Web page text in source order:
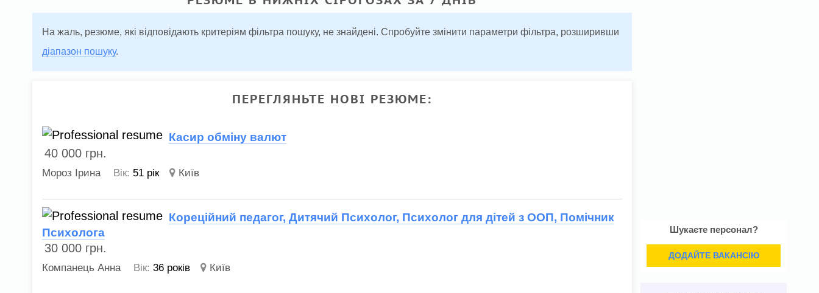
На жаль, резюме, які відповідають критеріям фільтра пошуку, не знайдені. Спробуйте змінити параметри фільтра, розширивши
діапазон пошуку.
ПЕРЕГЛЯНЬТЕ НОВІ РЕЗЮМЕ:
Касир обміну валют
40 000 грн.
Мороз Ірина Вік: 51 рік Київ
Кореційний педагог, Дитячий Психолог, Психолог для дітей з ООП, Помічник
Психолога
30 000 грн.
Компанець Анна Вік: 36 років Київ
Шукаєте персонал?
ДОДАЙТЕ ВАКАНСІЮ